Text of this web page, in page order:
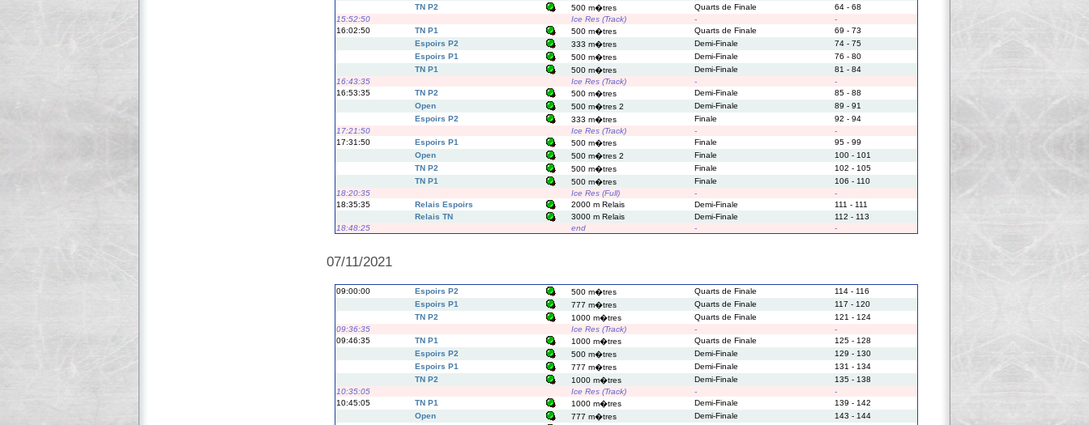
TN P2
500 m�tres Quarts de Finale
64 - 68
15:52:50
Ice Res (Track) -
-
16:02:50
TN P1 500 m�tres Quarts de Finale
69 - 73
Espoirs P2
333 m�tres Demi-Finale
74 - 75
Espoirs P1
500 m�tres Demi-Finale
76 - 80
TN P1
500 m�tres Demi-Finale
81 - 84
16:43:35
Ice Res (Track) -
-
16:53:35
TN P2 500 m�tres Demi-Finale
85 - 88
Open
500 m�tres 2 Demi-Finale
89 - 91
Espoirs P2
333 m�tres Finale
92 - 94
17:21:50
Ice Res (Track) -
-
17:31:50
Espoirs P1 500 m�tres Finale
95 - 99
Open
500 m�tres 2 Finale
100 - 101
TN P2
500 m�tres Finale
102 - 105
TN P1
500 m�tres Finale
106 - 110
18:20:35
Ice Res (Full) -
-
18:35:35
Relais Espoirs 2000 m Relais Demi-Finale
111 - 111
Relais TN
3000 m Relais Demi-Finale
112 - 113
18:48:25
end - -
07/11/2021
09:00:00 Espoirs P2 500 m�tres Quarts de Finale
114 - 116
Espoirs P1
777 m�tres Quarts de Finale
117 - 120
TN P2
1000 m�tres Quarts de Finale
121 - 124
09:36:35
Ice Res (Track) -
-
09:46:35
TN P1 1000 m�tres Quarts de Finale
125 - 128
Espoirs P2
500 m�tres Demi-Finale
129 - 130
Espoirs P1
777 m�tres Demi-Finale
131 - 134
TN P2
1000 m�tres Demi-Finale
135 - 138
10:35:05
Ice Res (Track) -
-
10:45:05
TN P1 1000 m�tres Demi-Finale
139 - 142
Open
777 m�tres Demi-Finale
143 - 144